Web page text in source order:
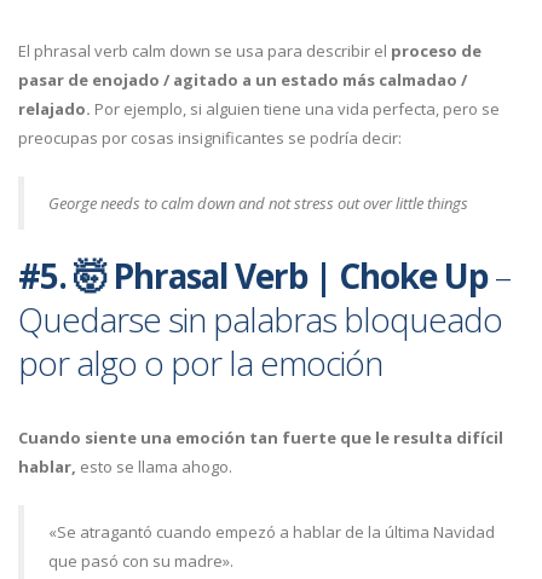
El phrasal verb calm down se usa para describir el proceso de
pasar de enojado / agitado a un estado más calmadao /
relajado. Por ejemplo, si alguien tiene una vida perfecta, pero se
preocupas por cosas insignificantes se podría decir:
George needs to calm down and not stress out over little things
#5. 🤯 Phrasal Verb| Choke Up–
Quedarse sin palabras bloqueado
por algo o por la emoción
Cuando siente una emoción tan fuerte que le resulta difícil
hablar, esto se llama ahogo.
«Se atragantó cuando empezó a hablar de la última Navidad
que pasó con su madre».